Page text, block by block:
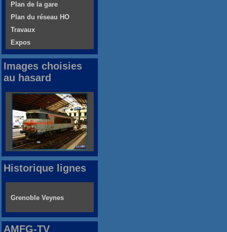
Plan de la gare
Plan du réseau HO
Travaux
Expos
Images choisies
au hasard
Historique lignes
Grenoble Veynes
AMFG-TV